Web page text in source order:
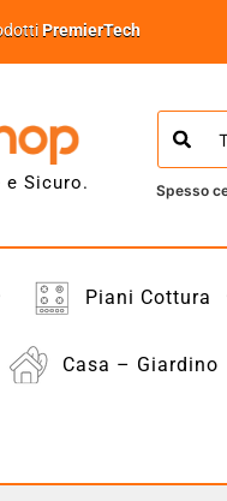
PremierTech
e Sicuro. Spesso
Piani Cottura
Casa – Giardino